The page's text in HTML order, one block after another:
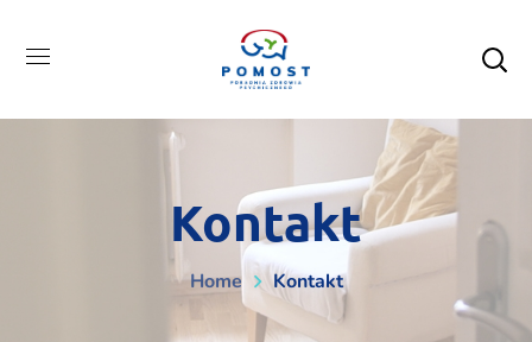
Kontakt
Home Kontakt